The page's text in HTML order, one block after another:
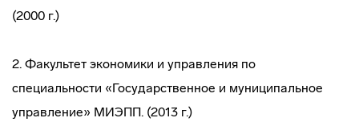
(2000 г.)
2. Факультет экономики и управления по
специальности «Государственное и муниципальное
управление» МИЭПП. (2013 г.)